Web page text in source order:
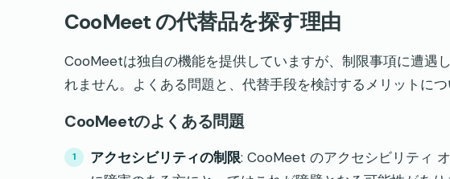
CooMeet の代替品を探す理由
CooMeetは独自の機能を提供していますが、制限事項に遭遇
れません。よくある問題と、代替手段を検討するメリットにつ
CooMeetのよくある問題
アクセシビリティの制限: CooMeet のアクセシビリティ